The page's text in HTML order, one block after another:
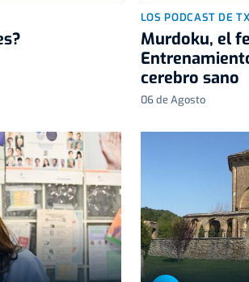
LOS PODCAST DE
Murdoku, el
cerebro sano
06 de Agosto